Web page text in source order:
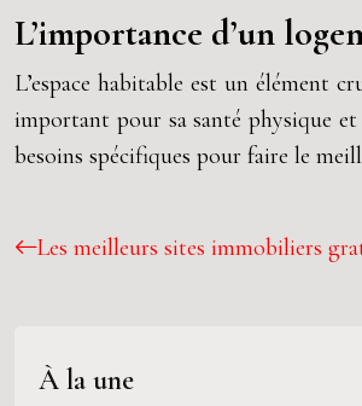
L’importance d’un
L’espace habitable est un élément
important pour sa santé physique
besoins spécifiques pour faire le
Les meilleurs sites immobiliers
À la une